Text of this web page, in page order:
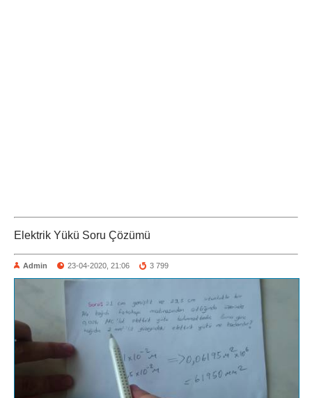
Elektrik Yükü Soru Çözümü
Admin 23-04-2020, 21:06 3 799